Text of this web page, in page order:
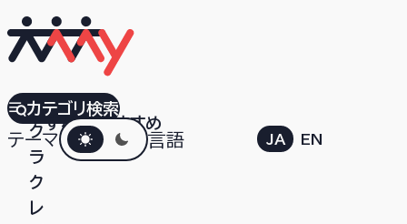
すべておすすめ
テーマダークモード言語 JA EN
カテゴリ検索
サ
ク
ラ
ク
レ